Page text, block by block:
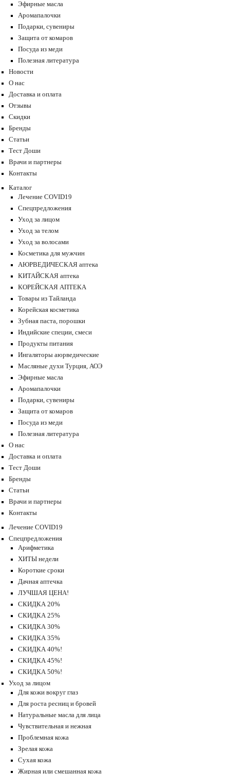
Эфирные масла
Аромапалочки
Подарки, сувениры
Защита от комаров
Посуда из меди
Полезная литература
Новости
О нас
Доставка и оплата
Отзывы
Скидки
Бренды
Статьи
Тест Доши
Врачи и партнеры
Контакты
Каталог
Лечение COVID19
Спецпредложения
Уход за лицом
Уход за телом
Уход за волосами
Косметика для мужчин
АЮРВЕДИЧЕСКАЯ аптека
КИТАЙСКАЯ аптека
КОРЕЙСКАЯ АПТЕКА
Товары из Тайланда
Корейская косметика
Зубная паста, порошки
Индийские специи, смеси
Продукты питания
Ингаляторы аюрведические
Масляные духи Турция, АОЭ
Эфирные масла
Аромапалочки
Подарки, сувениры
Защита от комаров
Посуда из меди
Полезная литература
О нас
Доставка и оплата
Тест Доши
Бренды
Статьи
Врачи и партнеры
Контакты
Лечение COVID19
Спецпредложения
Арифметика
ХИТЫ недели
Короткие сроки
Дачная аптечка
ЛУЧШАЯ ЦЕНА!
СКИДКА 20%
СКИДКА 25%
СКИДКА 30%
СКИДКА 35%
СКИДКА 40%!
СКИДКА 45%!
СКИДКА 50%!
Уход за лицом
Для кожи вокруг глаз
Для роста ресниц и бровей
Натуральные масла для лица
Чувствительная и нежная
Проблемная кожа
Зрелая кожа
Сухая кожа
Жирная или смешанная кожа